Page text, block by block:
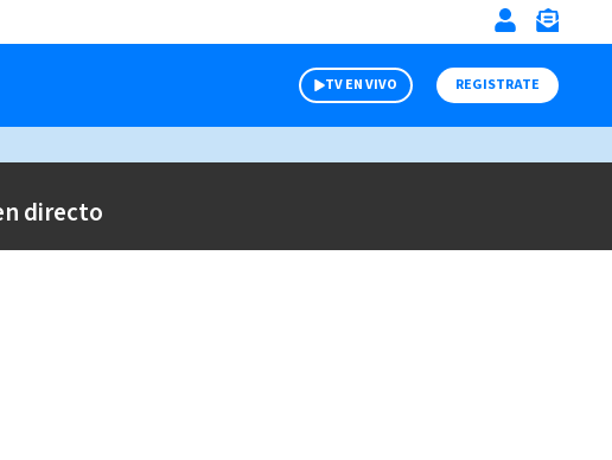
TV EN VIVO REGISTRATE
directo